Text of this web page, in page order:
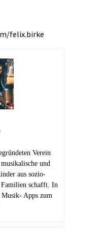
felix.birke
Verein
und
aus sozio-
schafft. In
Apps zum